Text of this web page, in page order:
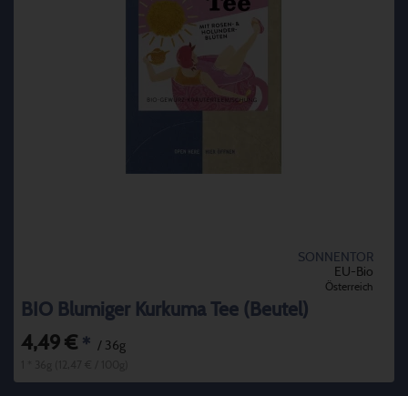
SONNENTOR
EU-Bio
Österreich
BIO Blumiger Kurkuma Tee (Beutel)
4,49 € * / 36g